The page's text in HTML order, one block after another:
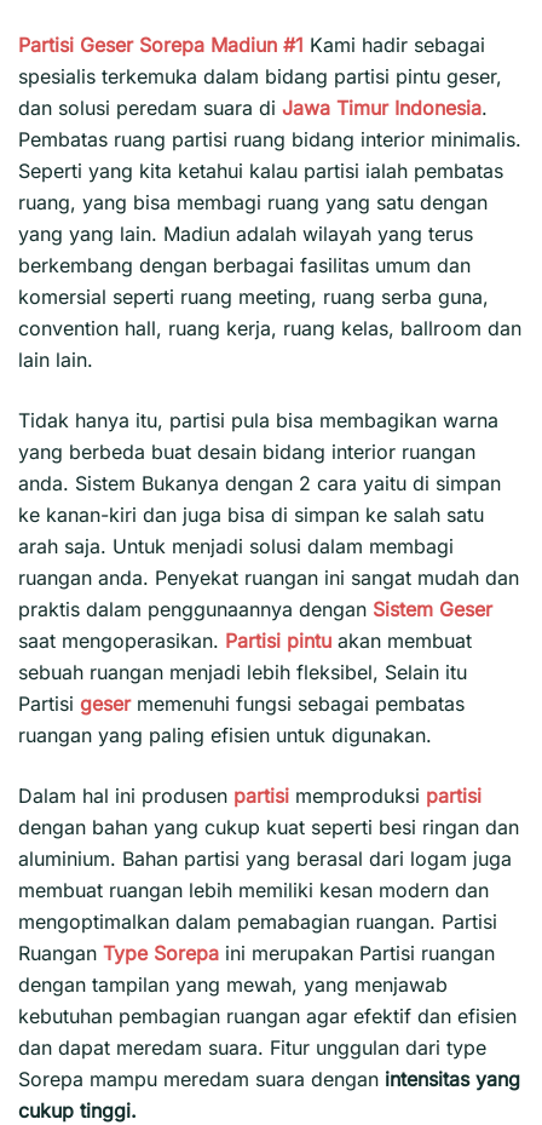
Partisi Geser Sorepa Madiun #1 Kami hadir sebagai
spesialis terkemuka dalam bidang partisi pintu geser,
dan solusi peredam suara di Jawa Timur Indonesia.
Pembatas ruang partisi ruang bidang interior minimalis.
Seperti yang kita ketahui kalau partisi ialah pembatas
ruang, yang bisa membagi ruang yang satu dengan
yang yang lain. Madiun adalah wilayah yang terus
berkembang dengan berbagai fasilitas umum dan
komersial seperti ruang meeting, ruang serba guna,
convention hall, ruang kerja, ruang kelas, ballroom dan
lain lain.
Tidak hanya itu, partisi pula bisa membagikan warna
yang berbeda buat desain bidang interior ruangan
anda. Sistem Bukanya dengan 2 cara yaitu di simpan
ke kanan-kiri dan juga bisa di simpan ke salah satu
arah saja. Untuk menjadi solusi dalam membagi
ruangan anda. Penyekat ruangan ini sangat mudah dan
praktis dalam penggunaannya dengan Sistem Geser
saat mengoperasikan. Partisi pintu akan membuat
sebuah ruangan menjadi lebih fleksibel, Selain itu
Partisi geser memenuhi fungsi sebagai pembatas
ruangan yang paling efisien untuk digunakan.
Dalam hal ini produsen partisi memproduksi partisi
dengan bahan yang cukup kuat seperti besi ringan dan
aluminium. Bahan partisi yang berasal dari logam juga
membuat ruangan lebih memiliki kesan modern dan
mengoptimalkan dalam pemabagian ruangan. Partisi
Ruangan Type Sorepa ini merupakan Partisi ruangan
dengan tampilan yang mewah, yang menjawab
kebutuhan pembagian ruangan agar efektif dan efisien
dan dapat meredam suara. Fitur unggulan dari type
Sorepa mampu meredam suara dengan intensitas yang
cukup tinggi.